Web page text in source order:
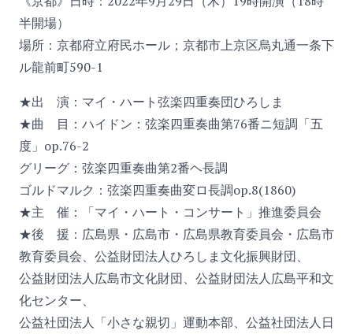
半開場）
場所：京都府立府民ホール；京都市上京区烏丸通一条下
ル龍前町590-1
★出 演：マイ・ハート弦楽四重奏団ひろしま
★曲 目：ハイドン：弦楽四重奏曲第76番ニ短調「五
度」op.76-2
グリーグ：弦楽四重奏曲第2番ヘ長調
ゴルドマルク：弦楽四重奏曲変ロ長調op.8(1860)
★主 催：「マイ・ハート・コンサート」推進委員会
★後 援：広島県・広島市・広島県教育委員会・広島市
教育委員会、公益財団法人ひろしま文化振興財団、
公益財団法人広島市文化財団、公益財団法人広島平和文
化センター、
公益社団法人「小さな親切」運動本部、公益社団法人日